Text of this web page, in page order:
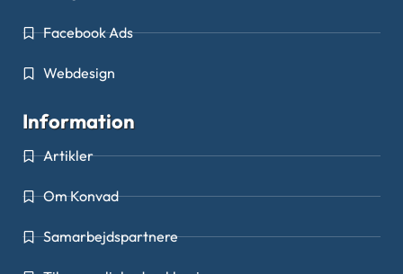
Facebook Ads
Webdesign
Information
Artikler
Om Konvad
Samarbejdspartnere